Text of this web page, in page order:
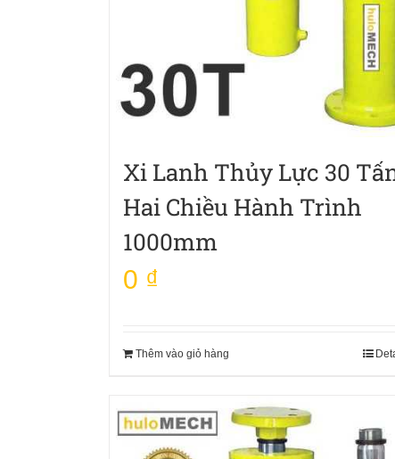
Xi Lanh Thủy Lực 30
Hai Chiều Hành Trình
1000mm
0 ₫
Thêm vào giỏ hàng